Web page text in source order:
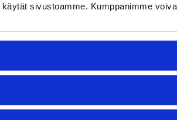
sivustoamme. Kumppanimme